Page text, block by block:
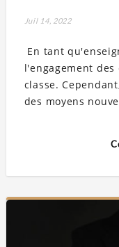
Juil 14, 2022
En tant
l'engagement des
classe.
des moyens